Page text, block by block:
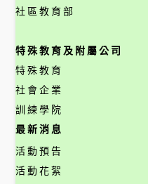
社區教育部
特殊教育及附屬公司
特殊教育
社會企業
訓練學院
最新消息
活動預告
活動花絮